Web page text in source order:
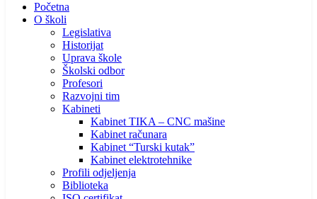
Početna
O školi
Legislativa
Historijat
Uprava škole
Školski odbor
Profesori
Razvojni tim
Kabineti
Kabinet TIKA – CNC mašine
Kabinet računara
Kabinet “Turski kutak”
Kabinet elektrotehnike
Profili odjeljenja
Biblioteka